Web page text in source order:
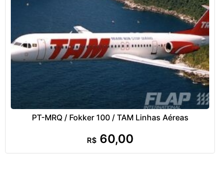
PT-MRQ / Fokker 100 / TAM Linhas Aéreas
R$ 60,00